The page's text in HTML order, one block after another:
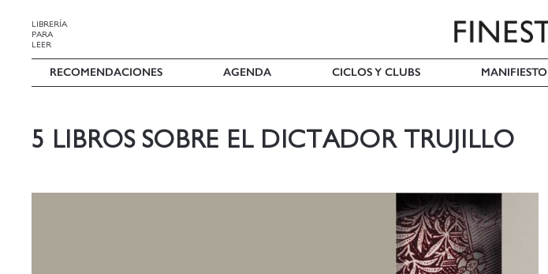
LIBRERÍA
PARA
LEER
RECOMENDACIONES AGENDA CICLOS Y CLUBS MANIFIESTO
5 LIBROS SOBRE EL DICTADOR TRUJILLO